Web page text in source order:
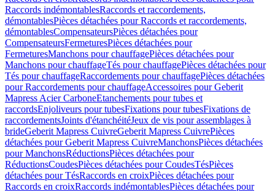
Raccords indémontablesRaccords et raccordements,
démontablesPièces détachées pour Raccords et raccordements,
démontablesCompensateursPièces détachées pour
CompensateursFermeturesPièces détachées pour
FermeturesManchons pour chauffagePièces détachées pour
Manchons pour chauffageTés pour chauffagePièces détachées pour
Tés pour chauffageRaccordements pour chauffagePièces détachées
pour Raccordements pour chauffageAccessoires pour Geberit
Mapress Acier CarboneEtanchements pour tubes et
raccordsEnjoliveurs pour tubesFixations pour tubesFixations de
raccordementsJoints d'étanchéitéJeux de vis pour assemblages à
brideGeberit Mapress CuivreGeberit Mapress CuivrePièces
détachées pour Geberit Mapress CuivreManchonsPièces détachées
pour ManchonsRéductionsPièces détachées pour
RéductionsCoudesPièces détachées pour CoudesTésPièces
détachées pour TésRaccords en croixPièces détachées pour
Raccords en croixRaccords indémontablesPièces détachées pour